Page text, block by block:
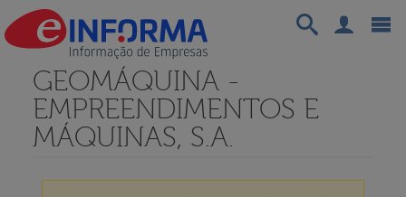
GEOMÁQUINA -
EMPREENDIMENTOS E
MÁQUINAS, S.A.